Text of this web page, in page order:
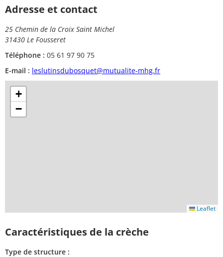
Adresse et contact
25 Chemin de la Croix Saint Michel
31430 Le Fousseret
Téléphone : 05 61 97 90 75
E-mail : leslutinsdubosquet@mutualite-mhg.fr
+
−
Leaflet
Caractéristiques de la crèche
Type de structure :